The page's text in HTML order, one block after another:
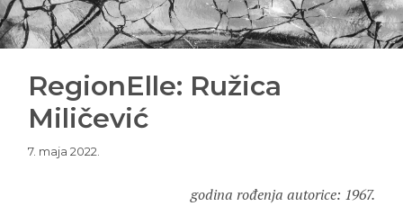
RegionElle: Ružica
Miličević
7. maja 2022.
godina rođenja autorice: 1967.